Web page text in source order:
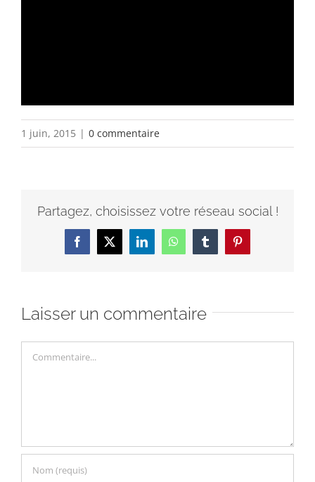
1 juin, 2015 | 0 commentaire
Partagez, choisissez votre réseau social !
Facebook
X LinkedInWhatsAppTumblrPinterest
Laisser un commentaire
Commentaire